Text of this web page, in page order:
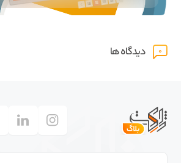
0 دیدگاه ها